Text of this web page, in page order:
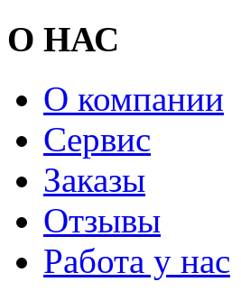
О НАС
О компании
Сервис
Заказы
Отзывы
Работа у нас